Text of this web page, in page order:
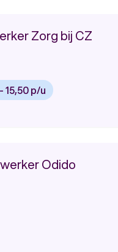
Zorg bij CZ
15,50 p/u
Odido